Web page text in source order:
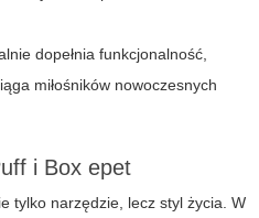
dopełnia funkcjonalność,
miłośników nowoczesnych
i Box epet
tylko narzędzie, lecz styl życia. W